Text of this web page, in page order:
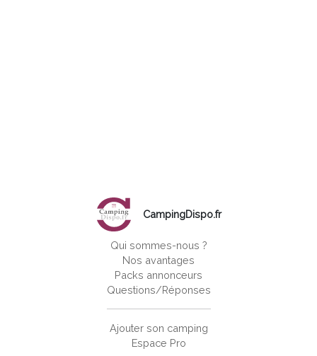
CampingDispo.fr
Qui sommes-nous ?
Nos avantages
Packs annonceurs
Questions/Réponses
Ajouter son camping
Espace Pro